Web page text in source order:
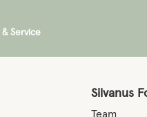
Service
Silvanus
Team